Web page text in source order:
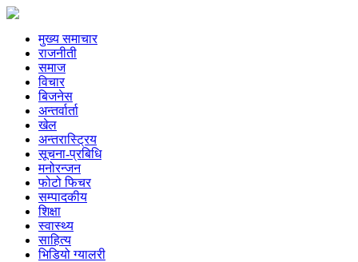
मुख्य समाचार
राजनीती
समाज
विचार
बिजनेस
अन्तर्वार्ता
खेल
अन्तरास्ट्रिय
सूचना-प्रबिधि
मनोरन्जन
फोटो फिचर
सम्पादकीय
शिक्षा
स्वास्थ्य
साहित्य
भिडियो ग्यालरी